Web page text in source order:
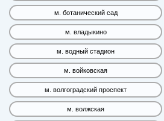
м. ботанический сад
м. владыкино
м. водный стадион
м. войковская
м. волгоградский проспект
м. волжская